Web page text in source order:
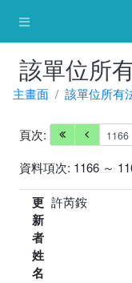
該單位所
主畫面 該單位所有
頁次:
資料項次: 1166 ～
更
新
者
姓
名
許芮銨